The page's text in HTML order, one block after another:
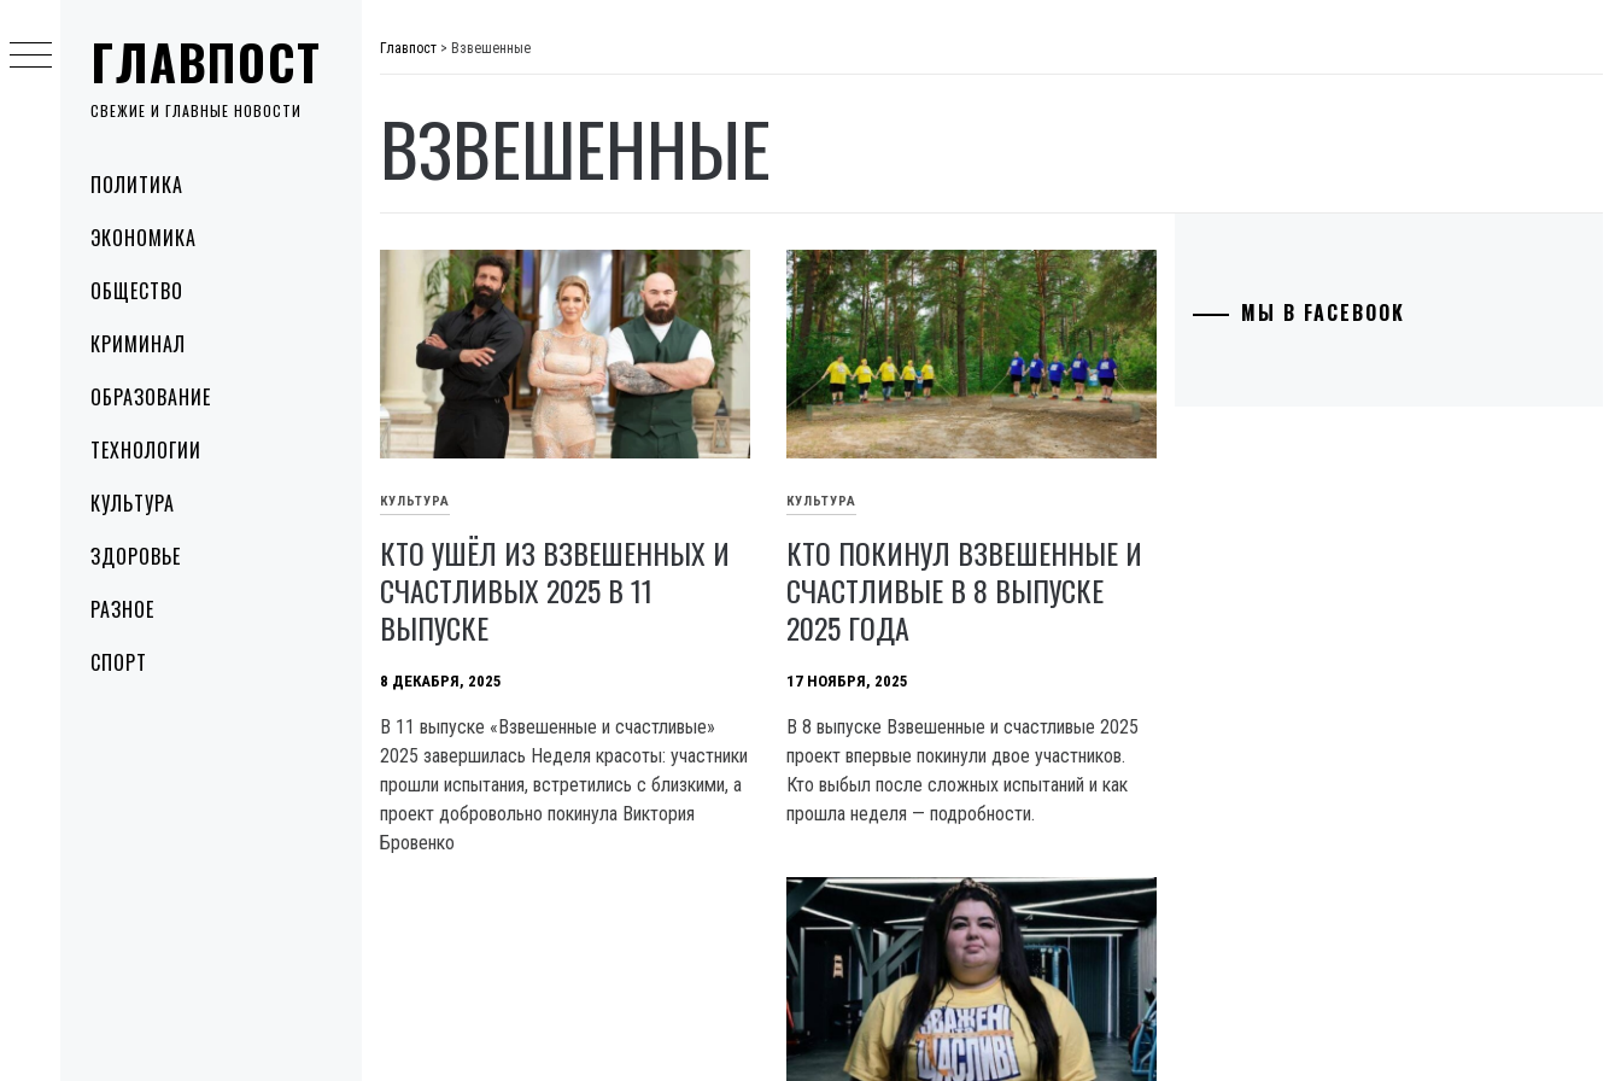
ГЛАВПОСТ
СВЕЖИЕ И ГЛАВНЫЕ НОВОСТИ
MenuПОЛИТИКА
ЭКОНОМИКА
ОБЩЕСТВО
КРИМИНАЛ
ОБРАЗОВАНИЕ
ТЕХНОЛОГИИ
КУЛЬТУРА
ЗДОРОВЬЕ
РАЗНОЕ
СПОРТ
to
content
Главпост > Взвешенные
ВЗВЕШЕННЫЕ
КУЛЬТУРА
КТО УШЁЛ ИЗ ВЗВЕШЕННЫХ И
СЧАСТЛИВЫХ 2025 В 11
ВЫПУСКЕ
8 ДЕКАБРЯ, 2025
В 11 выпуске «Взвешенные и счастливые»
2025 завершилась Неделя красоты: участники
прошли испытания, встретились с близкими, а
проект добровольно покинула Виктория
Бровенко
КУЛЬТУРА
КТО ПОКИНУЛ ВЗВЕШЕННЫЕ И
СЧАСТЛИВЫЕ В 8 ВЫПУСКЕ
2025 ГОДА
17 НОЯБРЯ, 2025
В 8 выпуске Взвешенные и счастливые 2025
проект впервые покинули двое участников.
Кто выбыл после сложных испытаний и как
прошла неделя — подробности.
МЫ В FACEBOOK